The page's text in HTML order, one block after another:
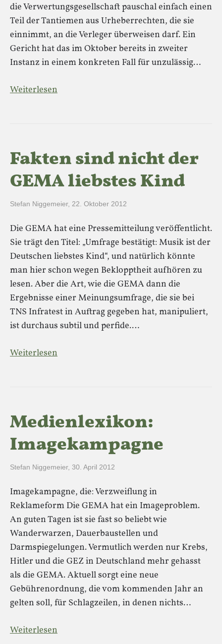
die Verwertungsgesellschaft pauschal einfach einen
Teil der Tantiemen aus Urheberrechten, die sie
einnimmt, an die Verleger überweisen darf. Ein
Gericht hat das im Oktober bereits in zweiter
Instanz in einem konkreten Fall für unzulässig…
Weiterlesen
Fakten sind nicht der
GEMA liebstes Kind
Stefan Niggemeier, 22. Oktober 2012
Die GEMA hat eine Pressemitteilung veröffentlicht.
Sie trägt den Titel: „Umfrage bestätigt: Musik ist der
Deutschen liebstes Kind“, und natürlich könnte
man hier schon wegen Beklopptheit aufhören zu
lesen. Aber die Art, wie die GEMA dann die
Ergebnisse einer Meinungsumfrage, die sie bei
TNS Infratest in Auftrag gegeben hat, manipuliert,
ist durchaus subtil und perfide.…
Weiterlesen
Medienlexikon:
Imagekampagne
Stefan Niggemeier, 30. April 2012
Imagekampagne, die: Verzweiflung in
Reklameform Die GEMA hat ein Imageproblem.
An guten Tagen ist sie fast so beliebt wie
Wanderwarzen, Dauerbaustellen und
Darmspiegelungen. Vermutlich werden nur Krebs,
Hitler und die GEZ in Deutschland mehr gehasst
als die GEMA. Aktuell sorgt eine neue
Gebührenordnung, die vom kommenden Jahr an
gelten soll, für Schlagzeilen, in denen nichts…
Weiterlesen